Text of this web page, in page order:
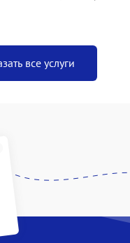
все услуги